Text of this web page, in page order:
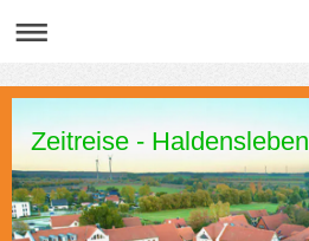
Zeitreise - Haldensleben